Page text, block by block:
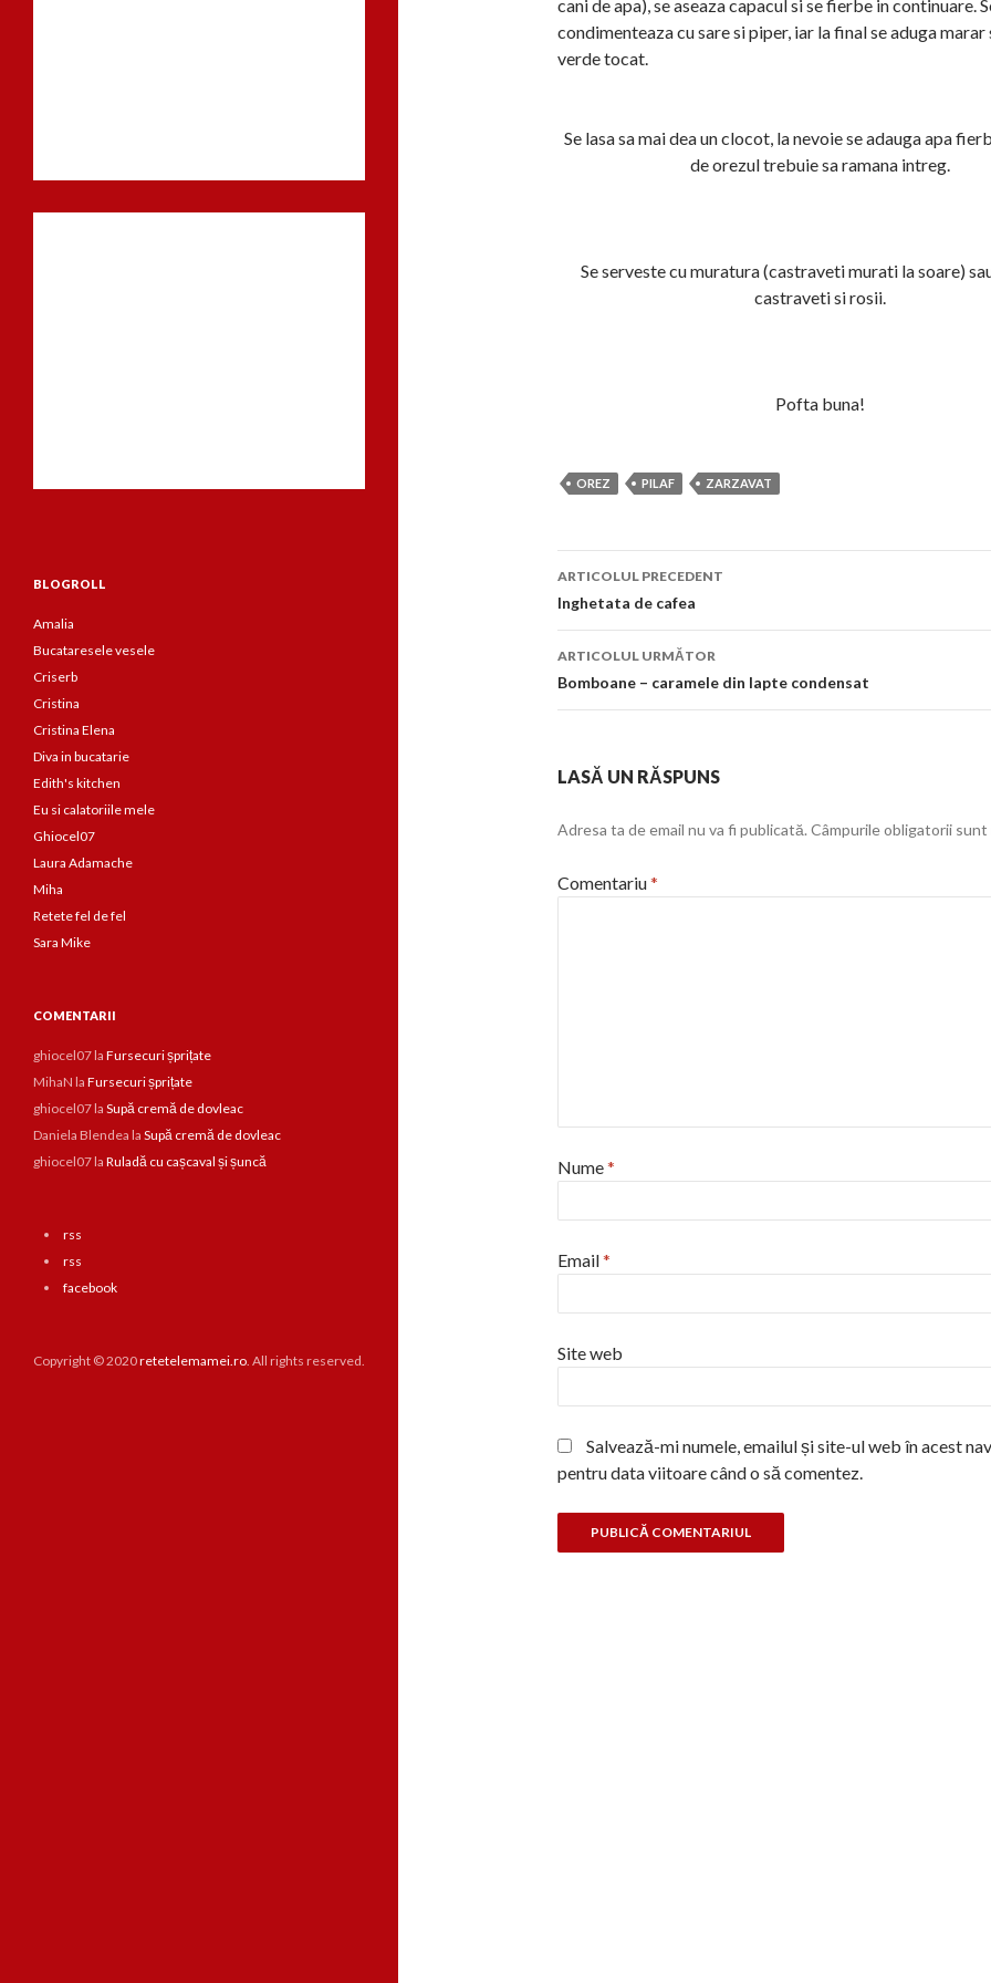
cani de apa), se aseaza capacul si se fierbe in continuare.
condimenteaza cu sare si piper, iar la final se aduga
verde tocat.
Se lasa sa mai dea un clocot, la nevoie se adauga apa
de orezul trebuie sa ramana intreg.
Se serveste cu muratura (castraveti murati la soare)
castraveti si rosii.
Pofta buna!
OREZ PILAF ZARZAVAT
Navigare
în
articol
ARTICOLUL PRECEDENT
Inghetata de cafea
ARTICOLUL URMĂTOR
Bomboane – caramele din lapte condensat
LASĂ UN RĂSPUNS
Adresa ta de email nu va fi publicată. Câmpurile obligatorii sunt
Comentariu*
Nume*
Email*
Site web
Salvează-mi numele, emailul și site-ul web în acest
pentru data viitoare când o să comentez.
BLOGROLL
Amalia
Bucataresele vesele
Criserb
Cristina
Cristina Elena
Diva in bucatarie
Edith's kitchen
Eu si calatoriile mele
Ghiocel07
Laura Adamache
Miha
Retete fel de fel
Sara Mike
COMENTARII
ghiocel07la Fursecuri șprițate
MihaN la Fursecuri șprițate
ghiocel07la Supă cremă de dovleac
Daniela Blendea la Supă cremă de dovleac
ghiocel07la Ruladă cu cașcaval și șuncă
rss
rss
facebook
Copyright © 2020retetelemamei.ro. All rights reserved.